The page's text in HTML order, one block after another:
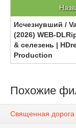
Исчезнувший /
(2026) WEB-
& селезень |
Production
Похожие
Священная дорога